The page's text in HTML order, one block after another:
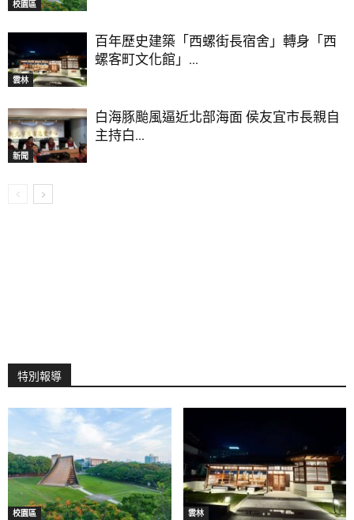
校園區
雲林
百年歷史建築「西螺街長宿舍」轉身「西
螺客町文化館」...
新聞
白海豚颱風逼近北部海面 侯友宜市長親自
主持白...
特別報導
校園區 雲林